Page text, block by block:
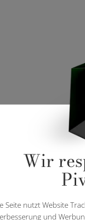
Wir
Seite nutzt Website
und